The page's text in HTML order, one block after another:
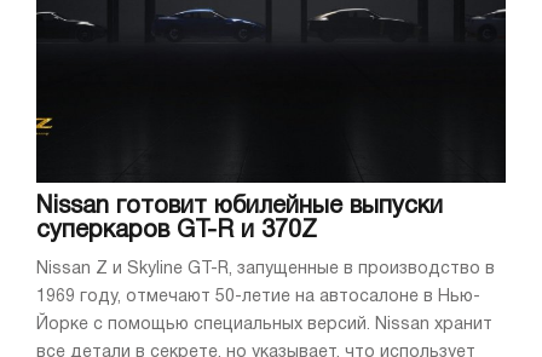
Nissan готовит юбилейные выпуски
суперкаров GT-R и 370Z
Nissan Z и Skyline GT-R, запущенные в производство в
1969 году, отмечают 50-летие на автосалоне в Нью-
Йорке с помощью специальных версий. Nissan хранит
все детали в секрете, но указывает, что использует